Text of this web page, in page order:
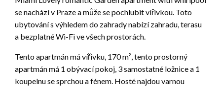
se nachází v Praze a může se pochlubit vířivkou. Toto
ubytování s výhledem do zahrady nabízí zahradu, terasu
a bezplatné Wi-Fi ve všech prostorách.
Tento apartmán má vířivku, 170 m², tento prostorný
apartmán má 1 obývací pokoj, 3 samostatné ložnice a 1
koupelnu se sprchou a fénem. Hosté najdou varnou